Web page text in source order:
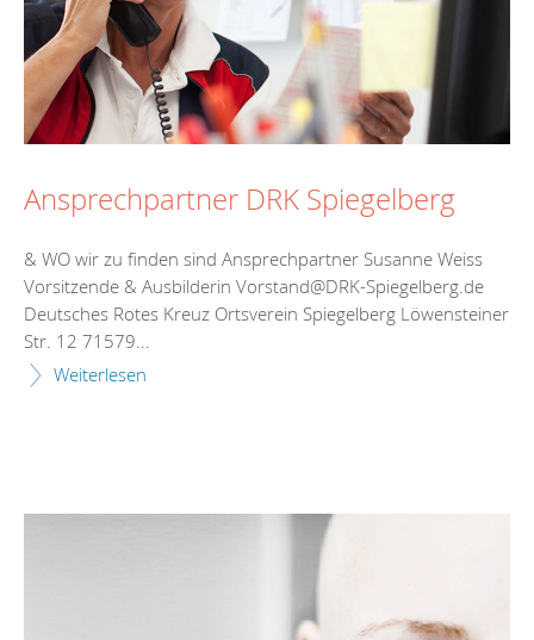
Ansprechpartner DRK Spiegelberg
& WO wir zu finden sind Ansprechpartner Susanne Weiss
Vorsitzende & Ausbilderin Vorstand@DRK-Spiegelberg.de
Deutsches Rotes Kreuz Ortsverein Spiegelberg Löwensteiner
Str. 12 71579...
Weiterlesen